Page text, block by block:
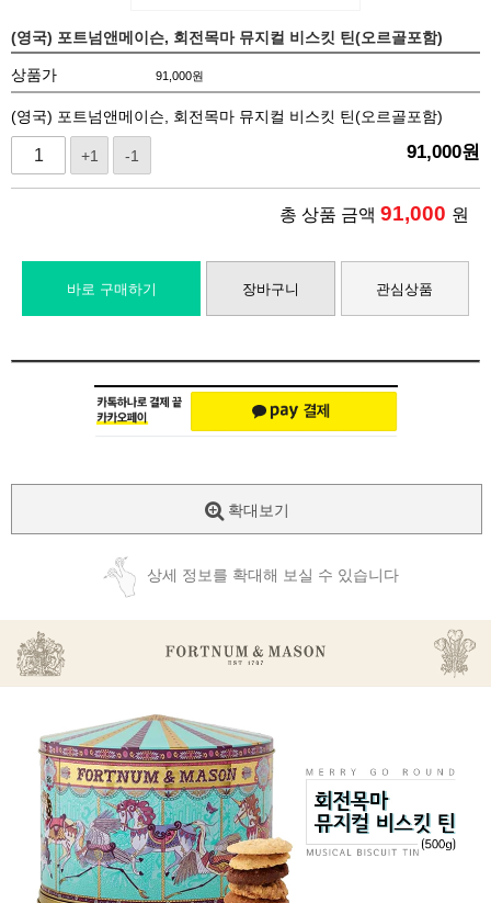
(영국) 포트넘앤메이슨, 회전목마 뮤지컬 비스킷 틴(오르골포함)
상품가 91,000원
(영국) 포트넘앤메이슨, 회전목마 뮤지컬 비스킷 틴(오르골포함)
+1 -1 91,000원
총 상품 금액 91,000 원
바로 구매하기 장바구니 관심상품
확대보기
상세 정보를 확대해 보실 수 있습니다